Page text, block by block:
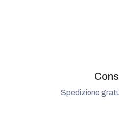
Spedizione